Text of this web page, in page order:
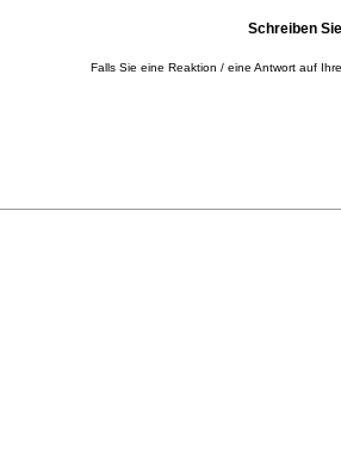
Schreiben
Falls Sie eine Reaktion / eine Antwort auf